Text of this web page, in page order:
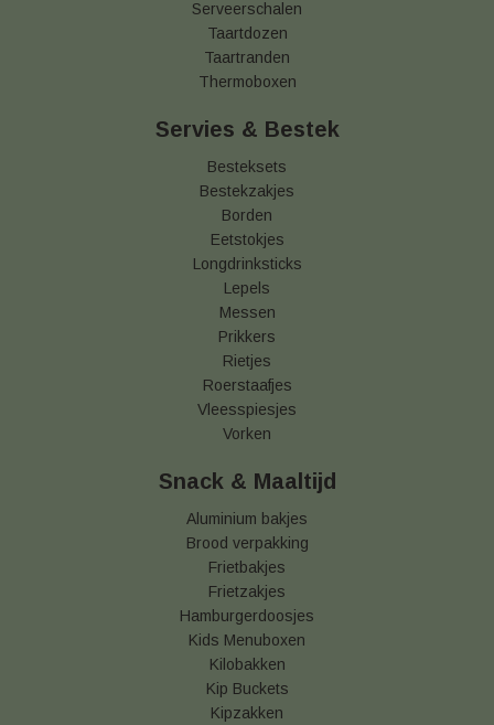
Serveerschalen
Taartdozen
Taartranden
Thermoboxen
Servies & Bestek
Besteksets
Bestekzakjes
Borden
Eetstokjes
Longdrinksticks
Lepels
Messen
Prikkers
Rietjes
Roerstaafjes
Vleesspiesjes
Vorken
Snack & Maaltijd
Aluminium bakjes
Brood verpakking
Frietbakjes
Frietzakjes
Hamburgerdoosjes
Kids Menuboxen
Kilobakken
Kip Buckets
Kipzakken